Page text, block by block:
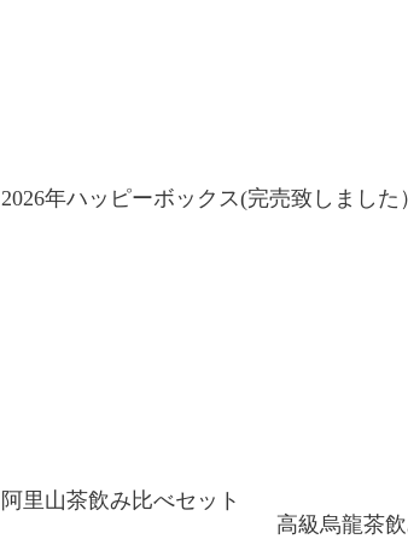
2026年ハッピーボックス(完売致しました）
阿里山茶飲み比べセット
高級烏龍茶